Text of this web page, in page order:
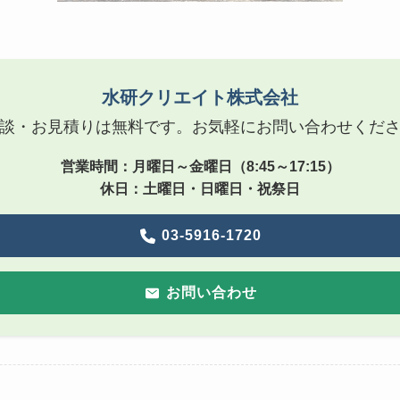
水研クリエイト株式会社
・お見積りは無料です。お気軽にお問い合わせくだ
営業時間：月曜日～金曜日（8:45～17:15）
休日：土曜日・日曜日・祝祭日
03-5916-1720
お問い合わせ